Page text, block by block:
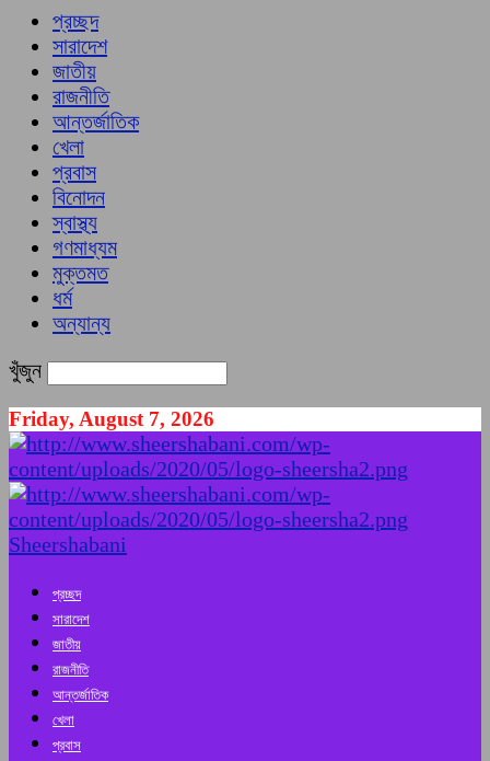
প্রচ্ছদ
সারাদেশ
জাতীয়
রাজনীতি
আন্তর্জাতিক
খেলা
প্রবাস
বিনোদন
স্বাস্থ্য
গণমাধ্যম
মুক্তমত
ধর্ম
অন্যান্য
খুঁজুন
Friday, August 7, 2026
Sheershabani
প্রচ্ছদ
সারাদেশ
জাতীয়
রাজনীতি
আন্তর্জাতিক
খেলা
প্রবাস